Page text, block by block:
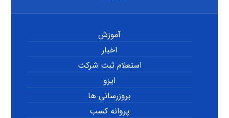
آموزش
اخبار
استعلام ثبت شرکت
ایزو
بروزرسانی ها
پروانه کسب